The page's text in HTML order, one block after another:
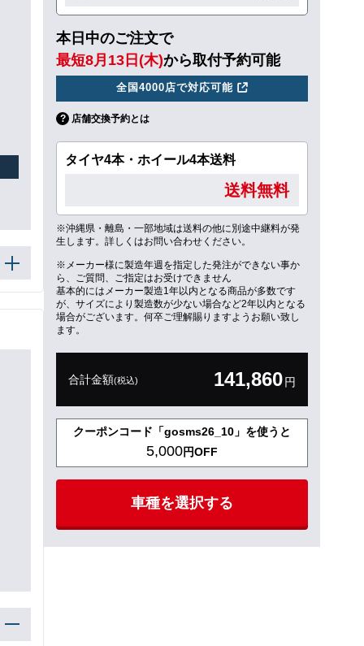
本日中のご注文で
最短8月13日(木)から取付予約可能
全国4000店で対応可能
店舗交換予約とは
タイヤ4本・ホイール4本送料
送料無料
※沖縄県・離島・一部地域は送料の他に別途中継料が発
生します。詳しくはお問い合わせください。
※メーカー様に製造年週を指定した発注ができない事か
ら、ご質問、ご指定はお受けできません
基本的にはメーカー製造1年以内となる商品が多数です
が、サイズにより製造数が少ない場合など2年以内となる
場合がございます。何卒ご理解賜りますようお願い致し
ます。
合計金額(税込) 141,860円
クーポンコード「gosms26_10」を使うと
5,000円OFF
車種を選択する